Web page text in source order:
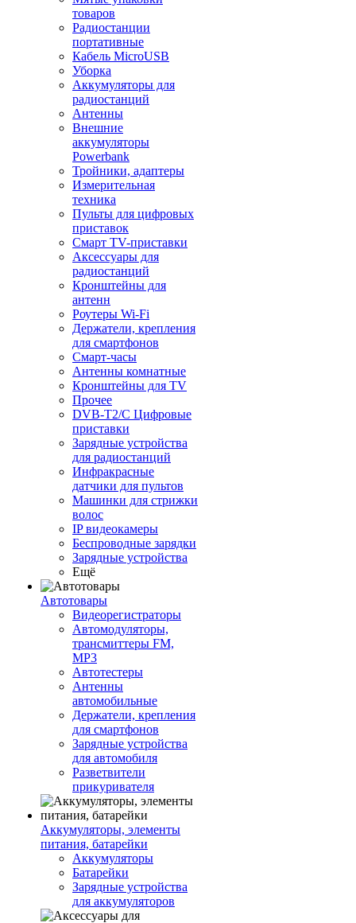
товаров
Радиостанции
портативные
Кабель MicroUSB
Уборка
Аккумуляторы для
радиостанций
Антенны
Внешние
аккумуляторы
Powerbank
Тройники, адаптеры
Измерительная
техника
Пульты для цифровых
приставок
Смарт ТV-приставки
Аксессуары для
радиостанций
Кронштейны для
антенн
Роутеры Wi-Fi
Держатели, крепления
для смартфонов
Смарт-часы
Антенны комнатные
Кронштейны для TV
Прочее
DVB-T2/C Цифровые
приставки
Зарядные устройства
для радиостанций
Инфракрасные
датчики для пультов
Машинки для стрижки
волос
IP видеокамеры
Беспроводные зарядки
Зарядные устройства
Ещё
Автотовары
Видеорегистраторы
Автомодуляторы,
трансмиттеры FM,
MP3
Автотестеры
Антенны
автомобильные
Держатели, крепления
для смартфонов
Зарядные устройства
для автомобиля
Разветвители
прикуривателя
Аккумуляторы, элементы
питания, батарейки
Аккумуляторы
Батарейки
Зарядные устройства
для аккумуляторов